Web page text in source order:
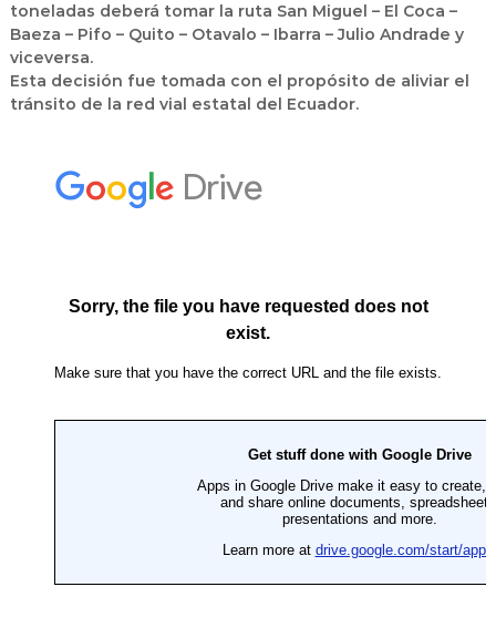
toneladas deberá tomar la ruta San Miguel – El Coca –
Baeza – Pifo – Quito – Otavalo – Ibarra – Julio Andrade y
viceversa.
Esta decisión fue tomada con el propósito de aliviar el
tránsito de la red vial estatal del Ecuador.